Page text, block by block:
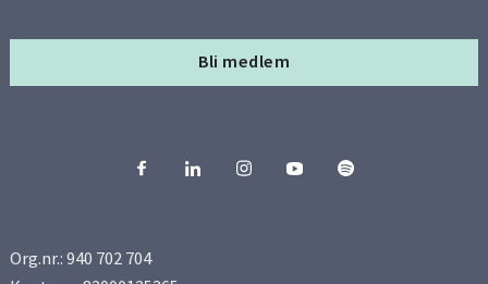
Bli medlem
Org.nr.: 940 702 704